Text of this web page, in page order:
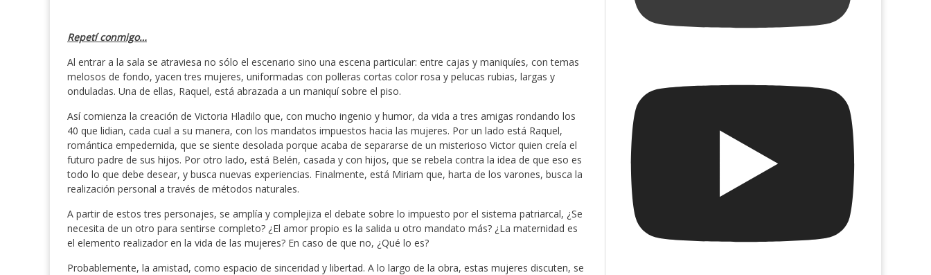
Repetí conmigo…
Al entrar a la sala se atraviesa no sólo el escenario sino una escena particular: entre cajas y maniquíes, con temas
melosos de fondo, yacen tres mujeres, uniformadas con polleras cortas color rosa y pelucas rubias, largas y
onduladas. Una de ellas, Raquel, está abrazada a un maniquí sobre el piso.
Así comienza la creación de Victoria Hladilo que, con mucho ingenio y humor, da vida a tres amigas rondando los
40 que lidian, cada cual a su manera, con los mandatos impuestos hacia las mujeres. Por un lado está Raquel,
romántica empedernida, que se siente desolada porque acaba de separarse de un misterioso Victor quien creía el
futuro padre de sus hijos. Por otro lado, está Belén, casada y con hijos, que se rebela contra la idea de que eso es
todo lo que debe desear, y busca nuevas experiencias. Finalmente, está Miriam que, harta de los varones, busca la
realización personal a través de métodos naturales.
A partir de estos tres personajes, se amplía y complejiza el debate sobre lo impuesto por el sistema patriarcal, ¿Se
necesita de un otro para sentirse completo? ¿El amor propio es la salida u otro mandato más? ¿La maternidad es
el elemento realizador en la vida de las mujeres? En caso de que no, ¿Qué lo es?
Probablemente, la amistad, como espacio de sinceridad y libertad. A lo largo de la obra, estas mujeres discuten, se